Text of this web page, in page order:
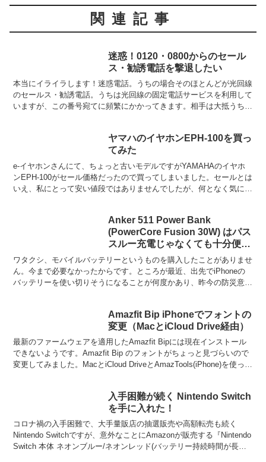
関連記事
迷惑！0120・0800からのセール
ス・勧誘電話を撃退したい
本当にイライラします！迷惑電話。うちの場合そのほとんどが光回線
のセールス・勧誘電話。うちは光回線の固定電話サービスを利用して
いますが、この番号宛てに頻繁にかかってきます。相手は大抵うちが
ヤマハのイヤホンEPH-100を買っ
てみた
e-イヤホンさんにて、ちょっと古いモデルですがYAMAHAのイヤホ
ンEPH-100がセール価格だったので買ってしまいました。セールとは
いえ、私にとって安い値段ではありませんでしたが、何となく気にな
Anker 511 Power Bank
(PowerCore Fusion 30W) はパス
スルー充電じゃなくても十分便利
なモバイルバッテリー
ワタクシ、モバイルバッテリーというものを購入したことがありませ
ん。今まで必要なかったからです。ところが最近、出先でiPhoneの
バッテリーを使い切りそうになることが何度かあり、昨今の防災意識
Amazfit Bip iPhoneでフォントの
変更（MacとiCloud Drive経由）
最新のファームウェアを適用したAmazfit Bipには現在インストール
できないようです。Amazfit Bip のフォントがちょっと見づらいので
変更してみました。MacとiCloud DriveとAmazTools(iPhone)を使っ
入手困難が続く Nintendo Switch
を手に入れた！
コロナ禍の入手困難で、大手量販店の抽選販売や高額転売も続く
Nintendo Switchですが、意外なことにAmazonが販売する『Nintendo
Switch 本体 ネオンブルー/ネオンレッド(バッテリー持続時間が長く